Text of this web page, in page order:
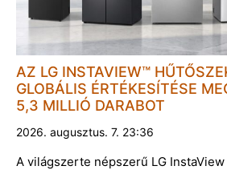
AZ LG INSTAVIEW™
GLOBÁLIS ÉRTÉKESÍTÉSE
5,3 MILLIÓ DARABOT
2026. augusztus. 7. 23:36
A világszerte népszerű LG